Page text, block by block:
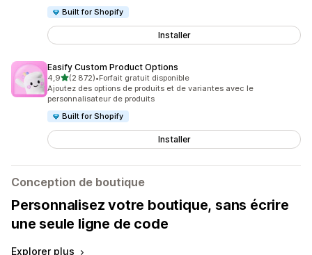
Built for Shopify
Installer
Easify Custom Product Options
4,9étoile(s) sur 5
(2 872)
2872 avis au total
•Forfait gratuit disponible
Ajoutez des options de produits et de variantes avec le
personnalisateur de produits
Built for Shopify
Installer
Conception de boutique
Personnalisez votre boutique, sans écrire
une seule ligne de code
Explorer plus